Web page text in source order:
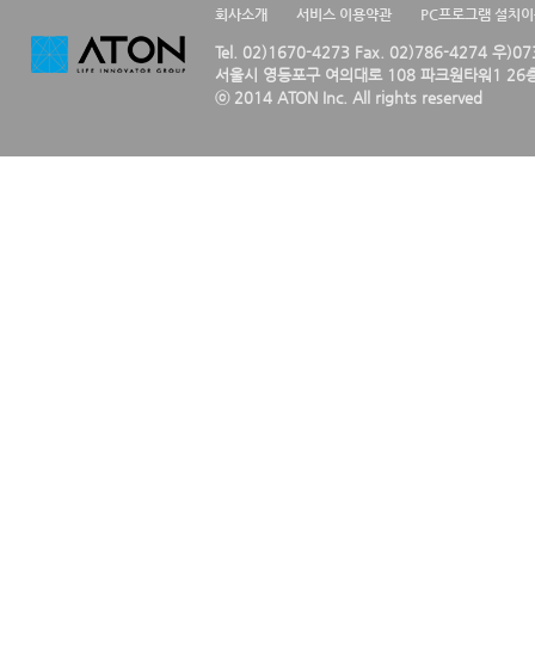
회사소개 서비스 이용약관 PC프로그램 설치
Tel. 02)1670-4273 Fax. 02)786-4274 우
서울시 영등포구 여의대로 108 파크원타워1 26
ⓒ 2014 ATON Inc. All rights reserved